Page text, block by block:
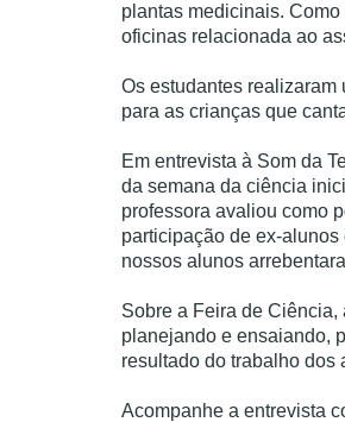
plantas medicinais. Como
oficinas relacionada ao
Os estudantes realizaram
para as crianças que
Em entrevista à Som da
da semana da ciência
professora avaliou como
participação de ex-
nossos alunos
Sobre a Feira de
planejando e ensaiando,
resultado do trabalho dos
Acompanhe a entrevista